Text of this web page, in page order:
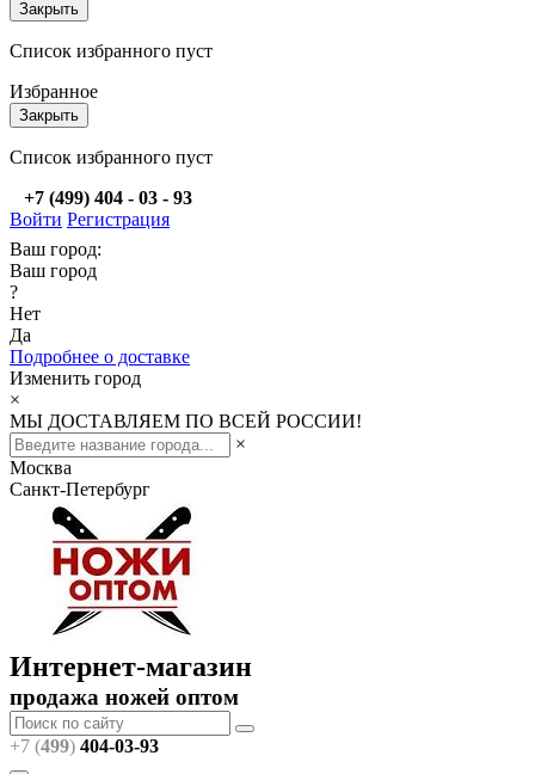
Закрыть
Список избранного пуст
Избранное
Закрыть
Список избранного пуст
+7 (499) 404 - 03 - 93
Войти Регистрация
Ваш город:
Ваш город
?
Нет
Да
Подробнее о доставке
Изменить город
×
МЫ ДОСТАВЛЯЕМ ПО ВСЕЙ РОССИИ!
×
Москва
Санкт-Петербург
Интернет-магазин
продажа ножей оптом
+7 (499) 404-03-93